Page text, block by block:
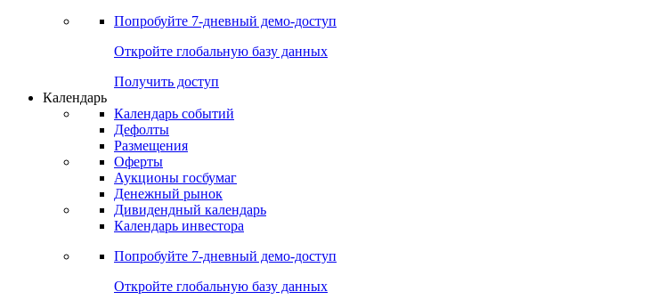
Попробуйте 7-дневный демо-доступ
Откройте глобальную базу данных
Получить доступ
Календарь
Календарь событий
Дефолты
Размещения
Оферты
Аукционы госбумаг
Денежный рынок
Дивидендный календарь
Календарь инвестора
Попробуйте 7-дневный демо-доступ
Откройте глобальную базу данных